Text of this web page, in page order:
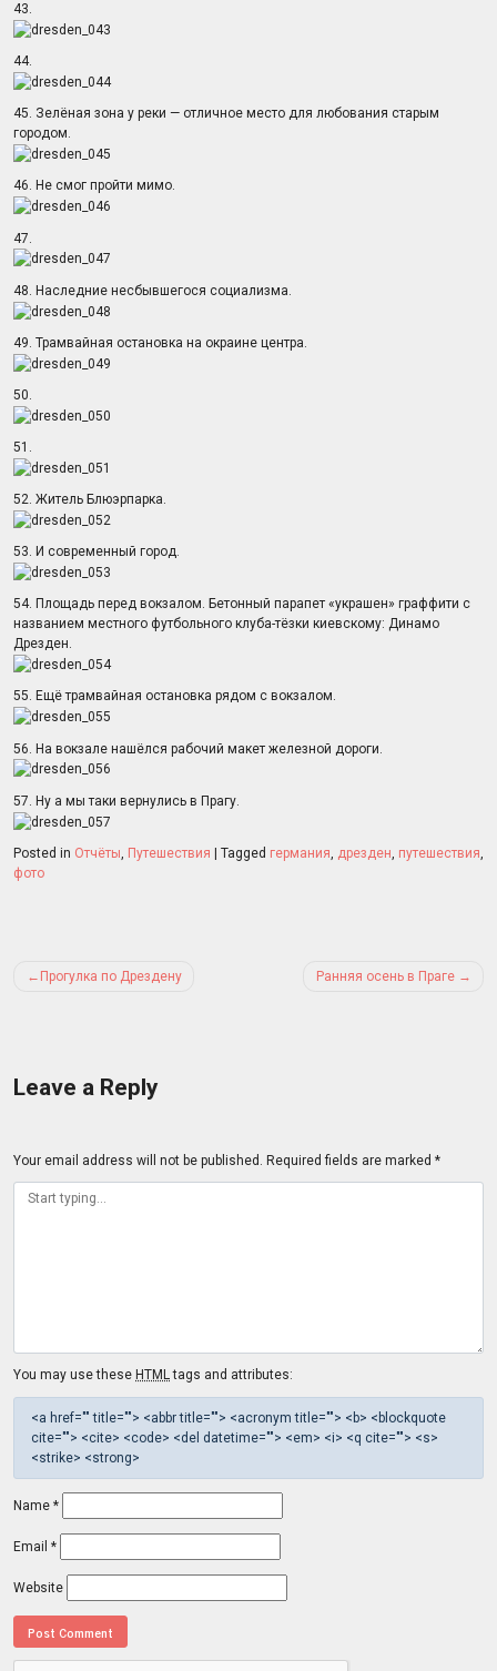
43.
44.
45. Зелёная зона у реки — отличное место для любования старым
городом.
46. Не смог пройти мимо.
47.
48. Наследние несбывшегося социализма.
49. Трамвайная остановка на окраине центра.
50.
51.
52. Житель Блюэрпарка.
53. И современный город.
54. Площадь перед вокзалом. Бетонный парапет «украшен» граффити с
названием местного футбольного клуба-тёзки киевскому: Динамо
Дрезден.
55. Ещё трамвайная остановка рядом с вокзалом.
56. На вокзале нашёлся рабочий макет железной дороги.
57. Ну а мы таки вернулись в Прагу.
Posted in Отчёты Путешествия | Tagged германия дрезден путешествия
фото
Post
Прогулка по Дрездену Ранняя осень в Праге
Leave a Reply
Your email address will not be published. Required fields are marked *
You may use these HTMLtags and attributes:
<a href="" title=""> <abbr title=""> <acronym title=""> <b> <blockquote
cite=""> <cite> <code> <del datetime=""> <em> <i> <q cite=""> <s>
<strike> <strong>
Name *
Email *
Website